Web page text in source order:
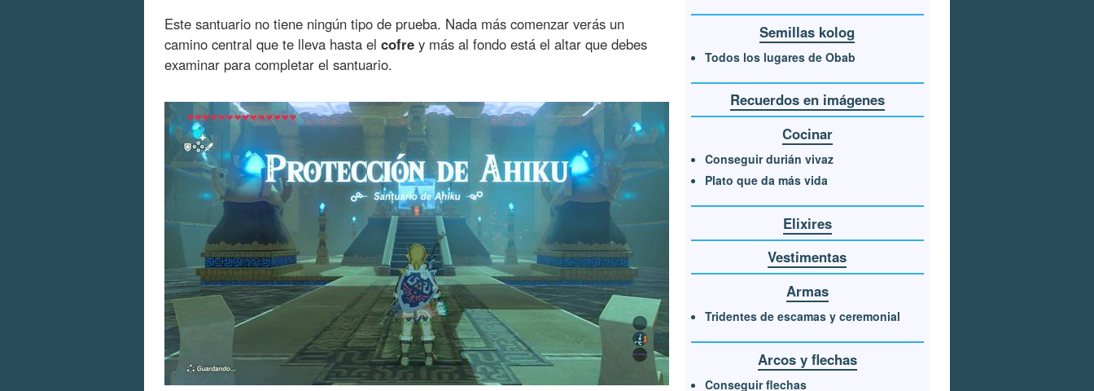
Este santuario no tiene ningún tipo de prueba. Nada más comenzar verás un
camino central que te lleva hasta el cofre y más al fondo está el altar que debes
examinar para completar el santuario.
Semillas kolog
Todos los lugares de Obab
Recuerdos en imágenes
Cocinar
Conseguir durián vivaz
Plato que da más vida
Elixires
Vestimentas
Armas
Tridentes de escamas y ceremonial
Arcos y flechas
Conseguir flechas